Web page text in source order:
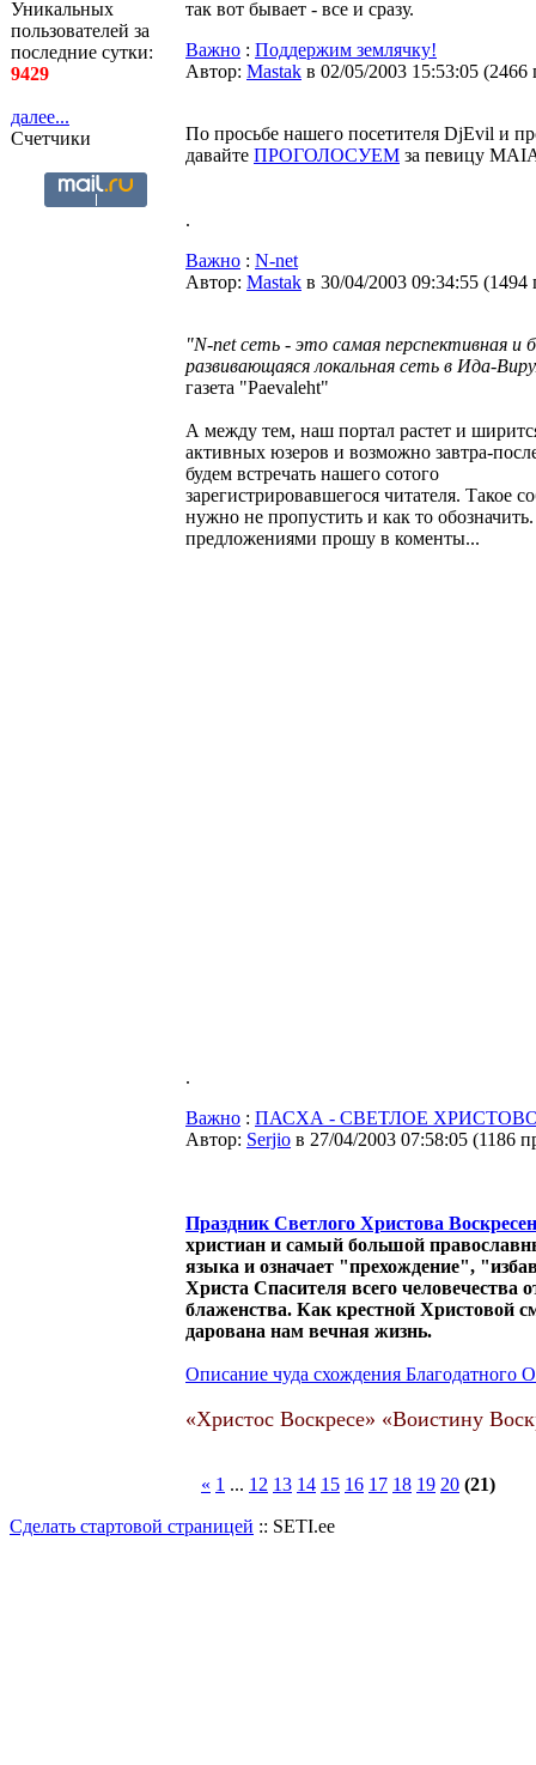
Уникальных
пользователей за
последние сутки:
9429
далее...
Счетчики
так вот бывает - все и сразу.
Важно : Поддержим землячку!
Автор: Мastak в 02/05/2003 15:53:05 (2466
По просьбе нашего посетителя DjEvil и
давайте ПРОГОЛОСУЕМ за певицу
.
Важно : N-net
Автор: Мastak в 30/04/2003 09:34:55 (1494
"N-net сеть - это самая перспективная и
развивающаяся локальная сеть в Ида-
газета "Paevaleht"
А между тем, наш портал растет и
активных юзеров и возможно завтра-
будем встречать нашего сотого
зарегистрировавшегося читателя. Такое
нужно не пропустить и как то
предложениями прошу в коменты...
.
Важно : ПАСХА - СВЕТЛОЕ
Автор: Serjio в 27/04/2003 07:58:05 (1186
Праздник Светлого Христова
христиан и самый большой
языка и означает "прехождение",
Христа Спасителя всего человечества
блаженства. Как крестной Христовой
дарована нам вечная жизнь.
Описание чуда схождения Благодатного
«Христос Воскресе» «Воистину
« 1 ... 12 13 14 15 16 17 18 19 20 (21)
Сделать стартовой страницей :: SETI.ee